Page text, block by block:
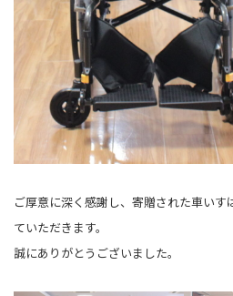
ご厚意に深く感謝し、寄贈された車い
ていただきます。
誠にありがとうございました。